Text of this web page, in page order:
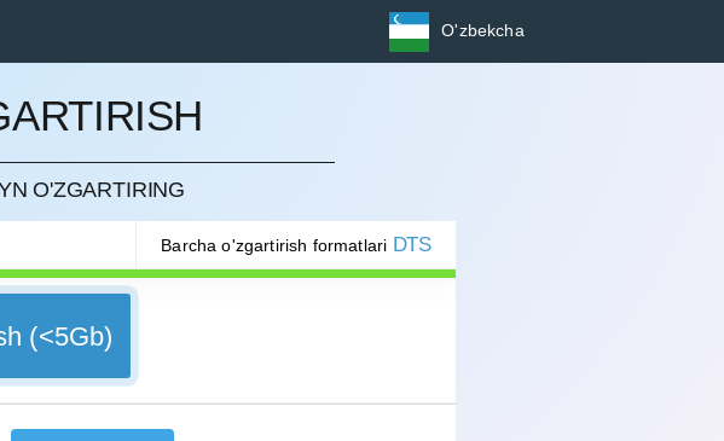
O'zbekcha
O'ZGARTIRING
Barcha o'zgartirish formatlari DTS
(<5Gb)